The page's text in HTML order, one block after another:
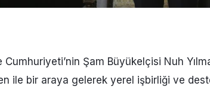
Cumhuriyeti’nin Şam Büyükelçisi Nuh
ile bir araya gelerek yerel işbirliği ve